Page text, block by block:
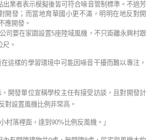
業者表示模擬後皆可符合噪音管制標準。不過芳
發；而當地育華國小更不滿，明明在地反對開
應開發。
司要在家園設置5座陸域風機，不只距離永興村跟
。
這樣的學習環境中可能因噪音干擾而難以專注，
開發單位宣稱學校主任有接受訪談，且對開發計
對設置風機比例非常高。
村落裡面，達到90%比例反風機。」